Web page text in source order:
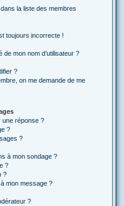
la liste des membres
toujours incorrecte !
mon nom d’utilisateur ?
?
on me demande de me
une réponse ?
?
?
à mon sondage ?
?
?
mon message ?
?